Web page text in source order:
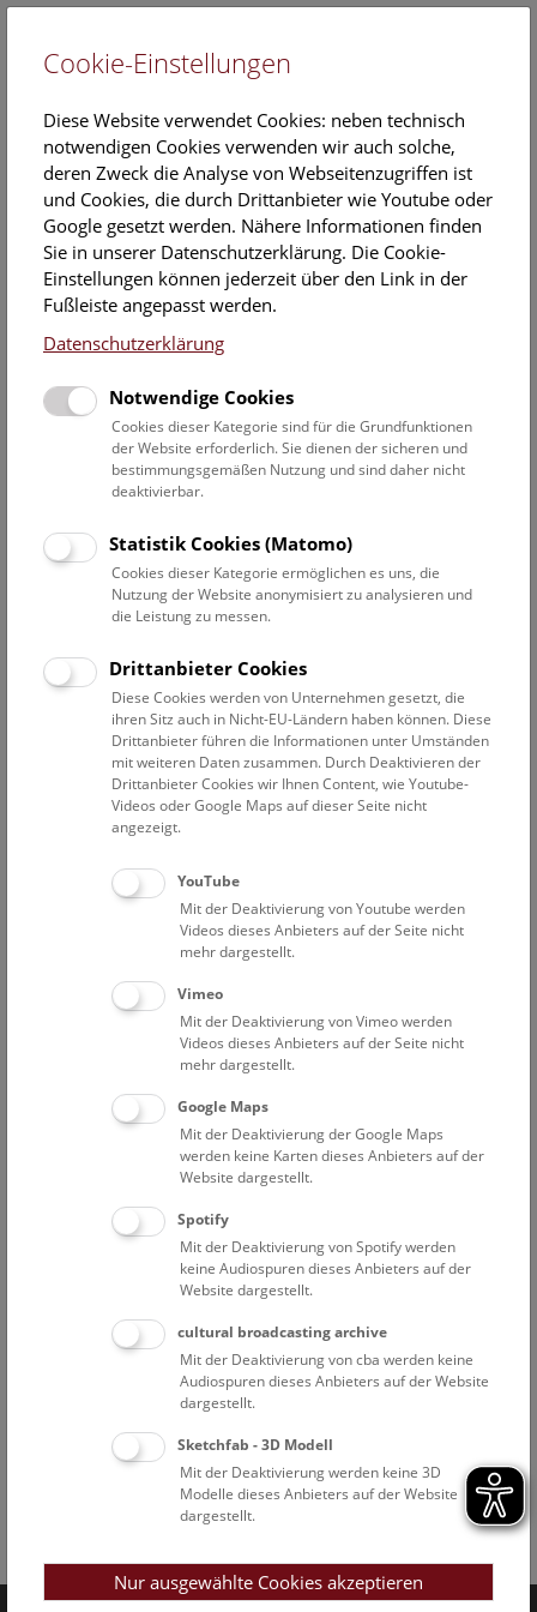
EN
Veranstaltungskalender
Informationen zu Gruppen,- Kindergarten- und
Schulprogrammen finden Siehier
Datumsfilter
29.2.2024
Datum auswählen
Erweiterte Suche
Filter zurücksetzen
29. Februar 2024
Bisher keine Ergebnisse. Dienstags ist das NHM Wien
in der Regel geschlossen. Ausnahmen finden sie
Eine Nacht im Museum
Cookie-Einstellungen
Diese Website verwendet Cookies: neben technisch
notwendigen Cookies verwenden wir auch solche,
deren Zweck die Analyse von Webseitenzugriffen ist
und Cookies, die durch Drittanbieter wie Youtube oder
Google gesetzt werden. Nähere Informationen finden
Sie in unserer Datenschutzerklärung. Die Cookie-
Einstellungen können jederzeit über den Link in der
Fußleiste angepasst werden.
Datenschutzerklärung
Notwendige Cookies
Cookies dieser Kategorie sind für die Grundfunktionen
der Website erforderlich. Sie dienen der sicheren und
bestimmungsgemäßen Nutzung und sind daher nicht
deaktivierbar.
Statistik Cookies (Matomo)
Cookies dieser Kategorie ermöglichen es uns, die
Nutzung der Website anonymisiert zu analysieren und
die Leistung zu messen.
Drittanbieter Cookies
Diese Cookies werden von Unternehmen gesetzt, die
ihren Sitz auch in Nicht-EU-Ländern haben können. Diese
Drittanbieter führen die Informationen unter Umständen
mit weiteren Daten zusammen. Durch Deaktivieren der
Drittanbieter Cookies wir Ihnen Content, wie Youtube-
Videos oder Google Maps auf dieser Seite nicht
angezeigt.
YouTube
Mit der Deaktivierung von Youtube werden
Videos dieses Anbieters auf der Seite nicht
mehr dargestellt.
Vimeo
Mit der Deaktivierung von Vimeo werden
Videos dieses Anbieters auf der Seite nicht
mehr dargestellt.
Google Maps
Mit der Deaktivierung der Google Maps
werden keine Karten dieses Anbieters auf der
Website dargestellt.
Spotify
Mit der Deaktivierung von Spotify werden
keine Audiospuren dieses Anbieters auf der
Website dargestellt.
cultural broadcasting archive
Mit der Deaktivierung von cba werden keine
Audiospuren dieses Anbieters auf der Website
dargestellt.
Sketchfab - 3D Modell
Mit der Deaktivierung werden keine 3D
Modelle dieses Anbieters auf der Website
dargestellt.
Nur ausgewählte Cookies akzeptieren